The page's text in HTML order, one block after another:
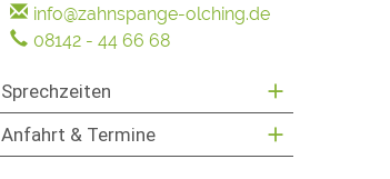
info@zahnspange-olching.de
08142 - 44 66 68
Sprechzeiten
Anfahrt & Termine